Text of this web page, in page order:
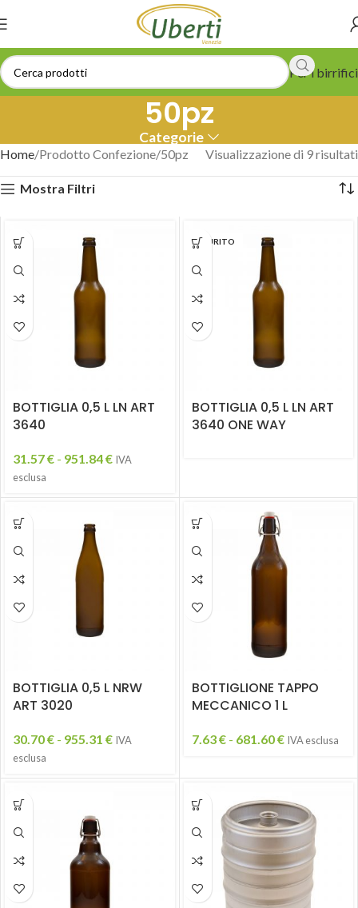
Per i birrifici
50pz
Categorie
Home Prodotto Confezione 50pz Visualizzazione di 9 risultati
Mostra Filtri
BOTTIGLIA 0,5 L LN ART
3640
31.57€ - 951.84€ IVA
esclusa
ESAURITO
BOTTIGLIA 0,5 L LN ART
3640 ONE WAY
BOTTIGLIA 0,5 L NRW
ART 3020
30.70€ - 955.31 € IVA
esclusa
BOTTIGLIONE TAPPO
MECCANICO 1 L
7.63€ - 681.60€ IVA esclusa